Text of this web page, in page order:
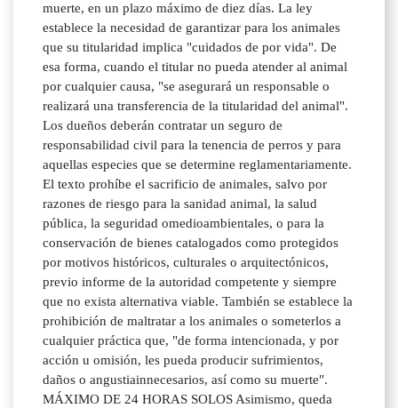
muerte, en un plazo máximo de diez días. La ley
establece la necesidad de garantizar para los animales
que su titularidad implica "cuidados de por vida". De
esa forma, cuando el titular no pueda atender al animal
por cualquier causa, "se asegurará un responsable o
realizará una transferencia de la titularidad del animal".
Los dueños deberán contratar un seguro de
responsabilidad civil para la tenencia de perros y para
aquellas especies que se determine reglamentariamente.
El texto prohíbe el sacrificio de animales, salvo por
razones de riesgo para la sanidad animal, la salud
pública, la seguridad omedioambientales, o para la
conservación de bienes catalogados como protegidos
por motivos históricos, culturales o arquitectónicos,
previo informe de la autoridad competente y siempre
que no exista alternativa viable. También se establece la
prohibición de maltratar a los animales o someterlos a
cualquier práctica que, "de forma intencionada, y por
acción u omisión, les pueda producir sufrimientos,
daños o angustiainnecesarios, así como su muerte".
MÁXIMO DE 24 HORAS SOLOS Asimismo, queda